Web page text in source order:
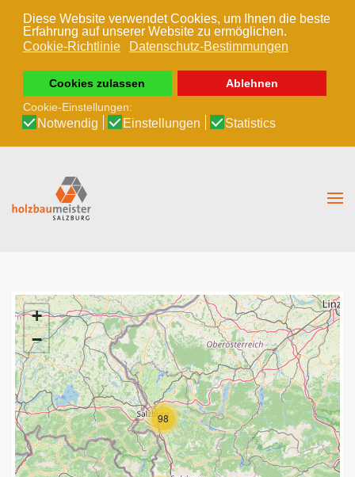
Diese Website verwendet Cookies, um Ihnen die beste
Erfahrung auf unserer Website zu ermöglichen.
Cookie-Richtlinie
Datenschutz-Bestimmungen
Cookies zulassen
Ablehnen
Cookie-Einstellungen:
Notwendig Einstellungen Statistics
Zum Hauptinhalt springen
98
+
−